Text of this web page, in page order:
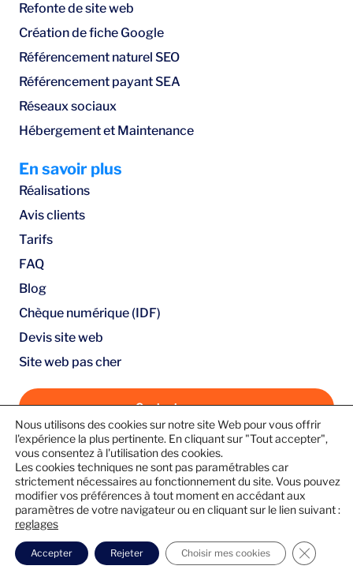
Créez votre site web à partir de49€ HT
par mois
Refonte de site web
Création de fiche Google
Référencement naturel SEO
Référencement payant SEA
Réseaux sociaux
Hébergement et Maintenance
En savoir plus
Réalisations
Avis clients
Tarifs
FAQ
Blog
Chèque numérique (IDF)
Devis site web
Site web pas cher
Contactez-nous
Guide pratique : Créez votre site web en 10 étapes
simples (e-book gratuit)
Suivez-nous
© 2026 |Mentions légales Politique de
Nous utilisons des cookies sur notre site Web pour vous offrir
l'expérience la plus pertinente. En cliquant sur "Tout accepter",
vous consentez à l'utilisation des cookies.
Les cookies techniques ne sont pas paramétrables car
strictement nécessaires au fonctionnement du site. Vous pouvez
modifier vos préférences à tout moment en accédant aux
paramètres de votre navigateur ou en cliquant sur le lien suivant :
reglages
Accepter Rejeter Choisir mes cookies Fermer